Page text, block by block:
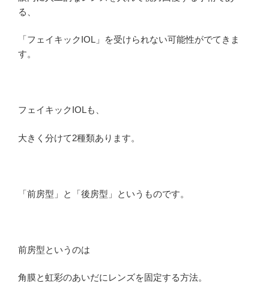
る、
「フェイキックIOL」を受けられない可能性がでてきま
す。
フェイキックIOLも、
大きく分けて2種類あります。
「前房型」と「後房型」というものです。
前房型というのは
角膜と虹彩のあいだにレンズを固定する方法。